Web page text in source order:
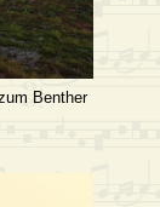
Benther